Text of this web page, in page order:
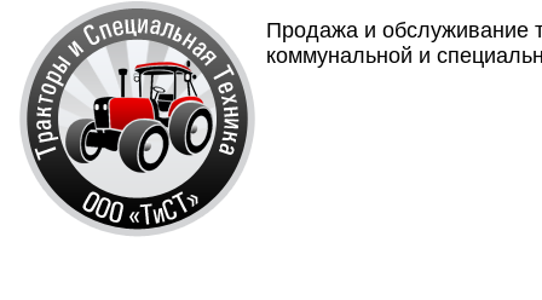
Продажа и обслуживание
коммунальной и